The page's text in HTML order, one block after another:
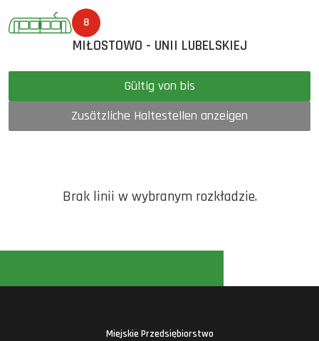
8
MIŁOSTOWO - UNII LUBELSKIEJ
Gültig von bis
Zusätzliche Haltestellen anzeigen
Brak linii w wybranym rozkładzie.
Miejskie Przedsiębiorstwo